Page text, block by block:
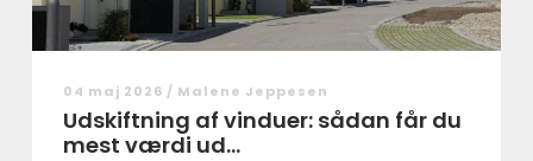
04 maj 2026 / Malene Jeppesen
Udskiftning af vinduer: sådan får du
mest værdi ud...